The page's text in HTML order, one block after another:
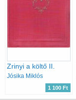
Zrinyi a költő II.
Jósika Miklós
1 100 Ft